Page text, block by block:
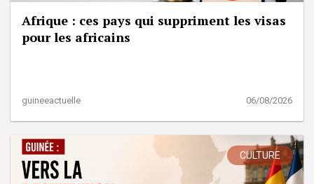
Afrique : ces pays qui suppriment les visas
pour les africains
guineeactuelle 06/08/2026
CULTURE